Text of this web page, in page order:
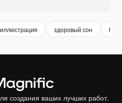
иллюстрация здоровый сон
создания ваших лучших работ.